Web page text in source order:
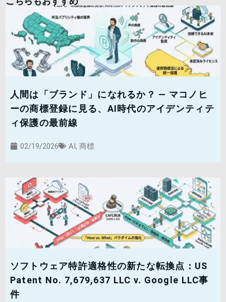
人間は「ブランド」になれるか？ — マコノヒ
ーの商標登録に見る、AI時代のアイデンティテ
ィ保護の最前線
02/19/2026 AI, 商標
ソフトウェア特許適格性の新たな転換点：US
Patent No. 7,679,637 LLC v. Google LLC事
件